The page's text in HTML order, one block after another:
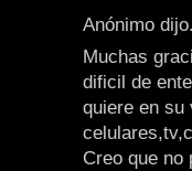
Anónimo
Muchas
dificil de
quiere en su
Creo que no